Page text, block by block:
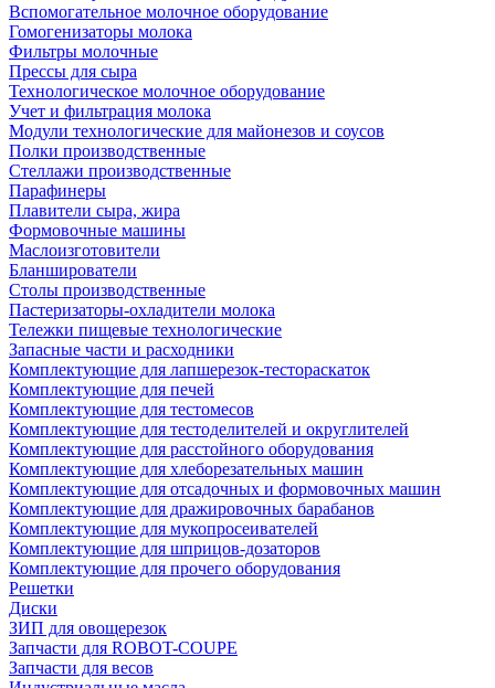
Вспомогательное молочное оборудование
Гомогенизаторы молока
Фильтры молочные
Прессы для сыра
Технологическое молочное оборудование
Учет и фильтрация молока
Модули технологические для майонезов и соусов
Полки производственные
Стеллажи производственные
Парафинеры
Плавители сыра, жира
Формовочные машины
Маслоизготовители
Бланширователи
Столы производственные
Пастеризаторы-охладители молока
Тележки пищевые технологические
Запасные части и расходники
Комплектующие для лапшерезок-тестораскаток
Комплектующие для печей
Комплектующие для тестомесов
Комплектующие для тестоделителей и округлителей
Комплектующие для расстойного оборудования
Комплектующие для хлеборезательных машин
Комплектующие для отсадочных и формовочных машин
Комплектующие для дражировочных барабанов
Комплектующие для мукопросеивателей
Комплектующие для шприцов-дозаторов
Комплектующие для прочего оборудования
Решетки
Диски
ЗИП для овощерезок
Запчасти для ROBOT-COUPE
Запчасти для весов